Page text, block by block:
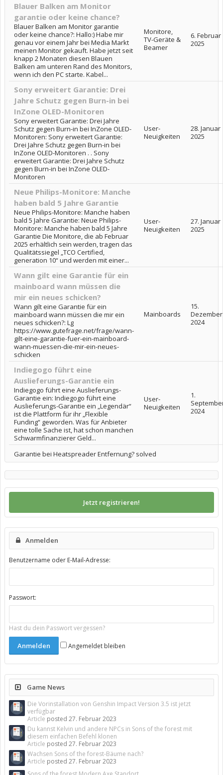
Blauer Balken am Monitor
garantie oder keine chance?
Blauer Balken am Monitor garantie
oder keine chance?: Hallo:) Habe mir
genau vor einem Jahr bei Media Markt
meinen Monitor gekauft. Habe jetzt seit
knapp 2 Monaten diesen Blauen
Balken am unteren Rand des Monitors,
wenn ich den PC starte. Kabel...
Monitore,
TV-Geräte &
Beamer
6. Februar
2025
Sony erweitert Garantie: Drei
Jahre Schutz gegen Burn-in bei
InZone OLED-Monitoren
Sony erweitert Garantie: Drei Jahre
Schutz gegen Burn-in bei InZone OLED-
Monitoren: Sony erweitert Garantie:
Drei Jahre Schutz gegen Burn-in bei
InZone OLED-Monitoren . . Sony
erweitert Garantie: Drei Jahre Schutz
gegen Burn-in bei InZone OLED-
Monitoren
User-
Neuigkeiten
28. Januar
2025
Neue Philips-Monitore: Manche
haben bald 5 Jahre Garantie
Neue Philips-Monitore: Manche haben
bald 5 Jahre Garantie: Neue Philips-
Monitore: Manche haben bald 5 Jahre
Garantie Die Monitore, die ab Februar
2025 erhältlich sein werden, tragen das
Qualitätssiegel „TCO Certified,
generation 10“ und werden mit einer...
User-
Neuigkeiten
27. Januar
2025
Wann gilt eine Garantie für ein
mainboard wann müssen die
mir ein neues schicken?
Wann gilt eine Garantie für ein
mainboard wann müssen die mir ein
neues schicken?: Lg
https://www.gutefrage.net/frage/wann-
gilt-eine-garantie-fuer-ein-mainboard-
wann-muessen-die-mir-ein-neues-
schicken
Mainboards
15.
Dezember
2024
Indiegogo führt eine
Auslieferungs-Garantie ein
Indiegogo führt eine Auslieferungs-
Garantie ein: Indiegogo führt eine
Auslieferungs-Garantie ein „Legendär“
ist die Plattform für ihr „Flexible
Funding“ geworden. Was für Anbieter
eine tolle Sache ist, hat schon manchen
Schwarmfinanzierer Geld...
User-
Neuigkeiten
1.
2024
Garantie bei Heatspreader Entfernung? solved
Jetzt registrieren!
Anmelden
Benutzername oder E-Mail-Adresse:
Passwort:
Hast du dein Passwort vergessen?
Angemeldet bleiben
Game News
Die Vorinstallation von Genshin Impact Version 3.5 ist jetzt
verfügbar
Article posted 27. Februar 2023
Du kannst Kelvin und andere NPCs in Sons of the forest mit
diesem einfachen Befehl klonen
Article posted 27. Februar 2023
Wachsen Sons of the forest-Bäume nach?
Article posted 27. Februar 2023